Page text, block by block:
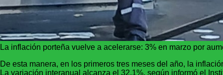
La inflación porteña vuelve a acelerarse: 3% en marzo por
De esta manera, en los primeros tres meses del año, la
La variación interanual alcanza el 32,1%, según informó el